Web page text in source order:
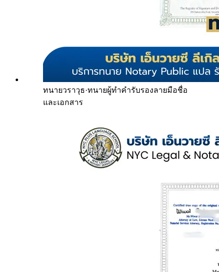
ทนายวราวุธ·ทนายผู้ทำคำรับรองลายมือชื่อ
และเอกสาร